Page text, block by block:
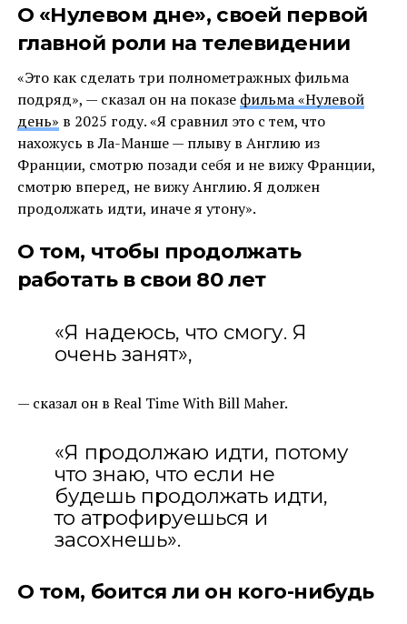
О «Нулевом дне», своей первой
главной роли на телевидении
«Это как сделать три полнометражных фильма
подряд», — сказал он на показе фильма «Нулевой
день» в 2025 году. «Я сравнил это с тем, что
нахожусь в Ла-Манше — плыву в Англию из
Франции, смотрю позади себя и не вижу Франции,
смотрю вперед, не вижу Англию. Я должен
продолжать идти, иначе я утону».
О том, чтобы продолжать
работать в свои 80 лет
«Я надеюсь, что смогу. Я
очень занят»,
— сказал он в Real Time With Bill Maher.
«Я продолжаю идти, потому
что знаю, что если не
будешь продолжать идти,
то атрофируешься и
засохнешь».
О том, боится ли он кого-нибудь